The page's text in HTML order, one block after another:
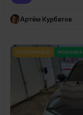
Артём Курбатов
ПОПУЛЯРНЫЙ НОВИНКА